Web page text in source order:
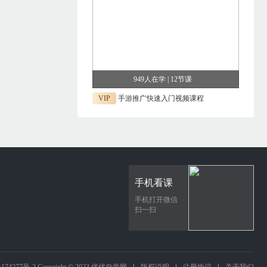
949人在学 | 12节课
VIP 手游推广快速入门视频课程
手机看课
手机打开微信
扫一扫